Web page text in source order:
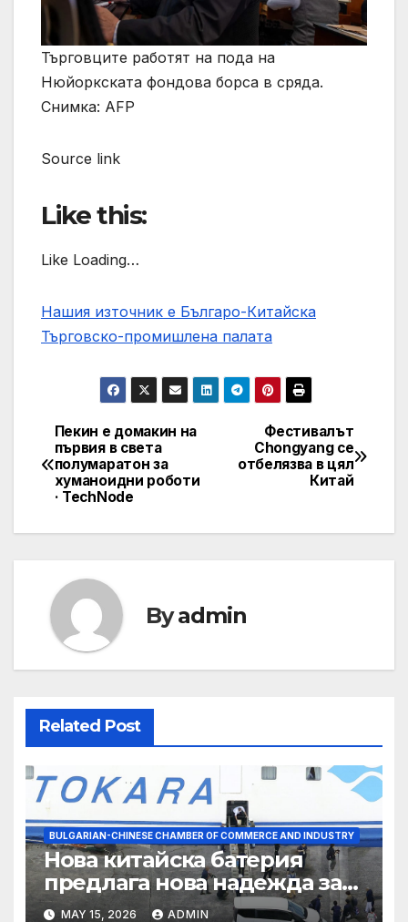
Търговците работят на пода на
Нюйоркската фондова борса в сряда.
Снимка: AFP
Source link
Like this:
Like Loading…
Нашия източник е Българо-Китайска
Търговско-промишлена палaта
Post
navigation
Фестивалът
Chongyang се
отбелязва в цял
Китай
Пекин е домакин на
първия в света
полумаратон за
хуманоидни роботи
· TechNode
Byadmin
Related Post
BULGARIAN-CHINESE CHAMBER OF COMMERCE AND INDUSTRY
Нова китайска батерия
предлага нова надежда за
съхранение на водород
MAY 15, 2026 ADMIN